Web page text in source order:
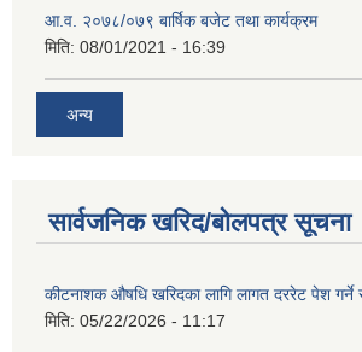
आ.व. २०७८/०७९ बार्षिक बजेट तथा कार्यक्रम
मिति: 08/01/2021 - 16:39
अन्य
सार्वजनिक खरिद/बोलपत्र सूचना
कीटनाशक औषधि खरिदका लागि लागत दररेट पेश गर्ने
मिति: 05/22/2026 - 11:17